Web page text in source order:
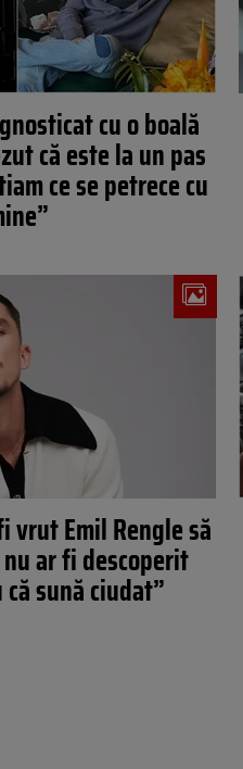
cu o boală
că este la un pas
ce se petrece cu
vrut Emil Rengle să
ar fi descoperit
sună ciudat”